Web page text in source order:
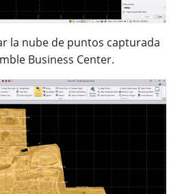
la nube de puntos capturada
Business Center.